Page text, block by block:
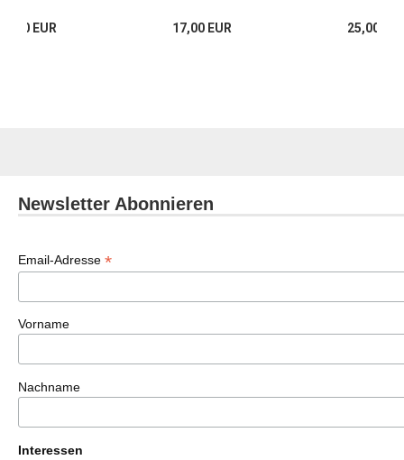
EUR 17,00 EUR 25,00
Newsletter Abonnieren
Email-Adresse *
Vorname
Nachname
Interessen